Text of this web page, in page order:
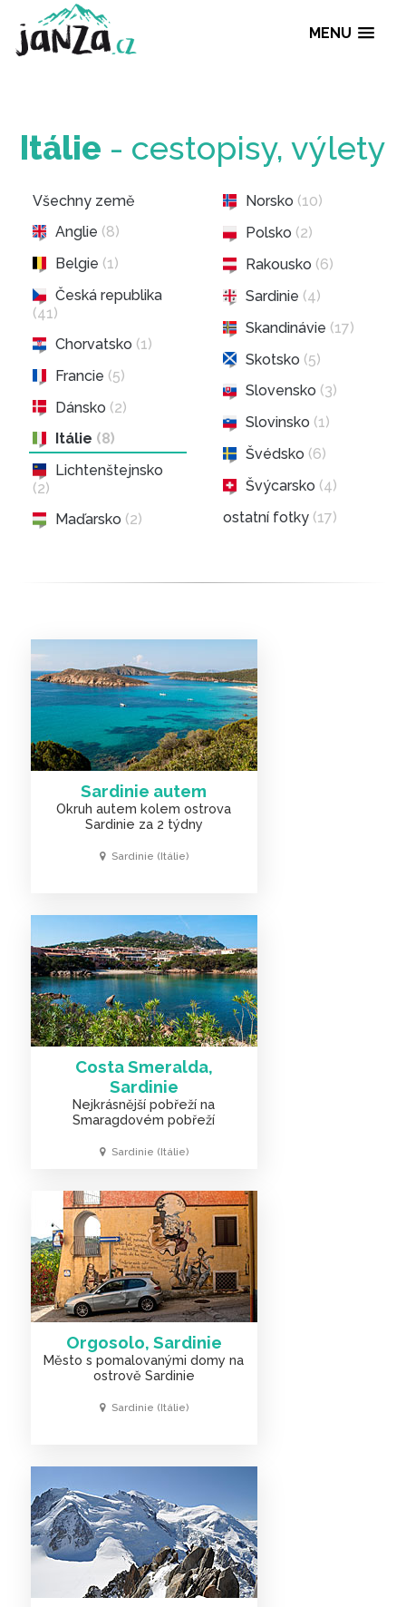
MENU
Itálie - cestopisy,
Všechny země
Anglie (8)
Belgie (1)
Česká republika
(41)
Chorvatsko (1)
Francie (5)
Dánsko (2)
Itálie (8)
Lichtenštejnsko
(2)
Maďarsko (2)
Norsko (10)
Polsko (2)
Rakousko (6)
Sardinie (4)
Skandinávie (17)
Skotsko (5)
Slovensko (3)
Slovinsko (1)
Švédsko (6)
Švýcarsko (4)
ostatní fotky (17)
Sardinie autem
Okruh autem kolem ostrova
Sardinie za 2 týdny
Sardinie (Itálie)
Costa Smeralda,
Sardinie
Nejkrásnější pobřeží na
Smaragdovém pobřeží
Sardinie (Itálie)
Orgosolo, Sardinie
Město s pomalovanými domy na
ostrově Sardinie
Sardinie (Itálie)